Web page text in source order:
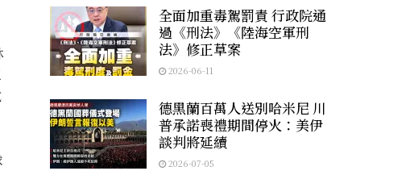
全面加重毒駕罰責 行政院通
過《刑法》《陸海空軍刑
法》修正草案
2026-06-11
德黑蘭百萬人送別哈米尼 川
普承諾喪禮期間停火：美伊
談判將延續
2026-07-05